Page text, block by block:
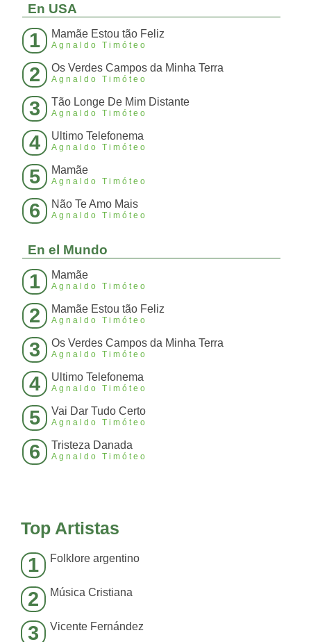
En USA
1 Mamãe Estou tão Feliz
Agnaldo Timóteo
2 Os Verdes Campos da Minha Terra
Agnaldo Timóteo
3 Tão Longe De Mim Distante
Agnaldo Timóteo
4 Ultimo Telefonema
Agnaldo Timóteo
5 Mamãe
Agnaldo Timóteo
6 Não Te Amo Mais
Agnaldo Timóteo
En el Mundo
1 Mamãe
Agnaldo Timóteo
2 Mamãe Estou tão Feliz
Agnaldo Timóteo
3 Os Verdes Campos da Minha Terra
Agnaldo Timóteo
4 Ultimo Telefonema
Agnaldo Timóteo
5 Vai Dar Tudo Certo
Agnaldo Timóteo
6 Tristeza Danada
Agnaldo Timóteo
Top Artistas
1 Folklore argentino
2 Música Cristiana
3 Vicente Fernández